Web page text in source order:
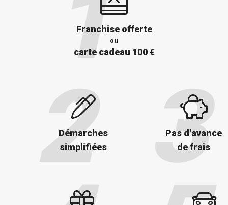
Franchise offerte
ou
carte cadeau 100 €
Démarches
simplifiées
Pas d'avance
de frais